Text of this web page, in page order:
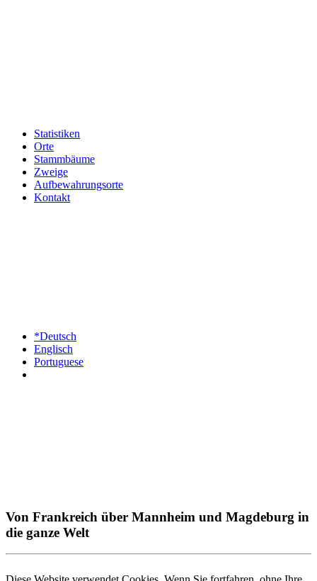
Statistiken
Orte
Stammbäume
Zweige
Aufbewahrungsorte
Kontakt
*Deutsch
Englisch
Portuguese
Von Frankreich über Mannheim und Magdeburg in
die ganze Welt